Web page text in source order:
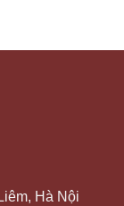
Hà Nội